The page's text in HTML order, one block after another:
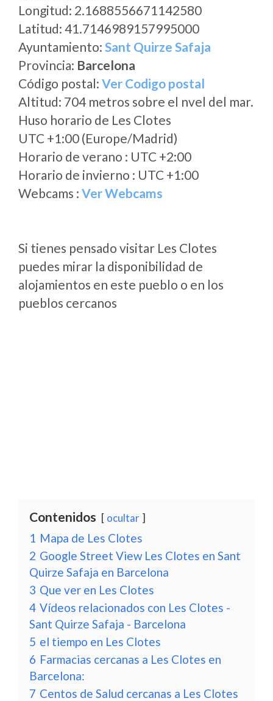
Longitud: 2.1688556671142580
Latitud: 41.7146989157995000
Ayuntamiento: Sant Quirze Safaja
Provincia: Barcelona
Código postal: Ver Codigo postal
Altitud: 704 metros sobre el nvel del mar.
Huso horario de Les Clotes
UTC +1:00 (Europe/Madrid)
Horario de verano : UTC +2:00
Horario de invierno : UTC +1:00
Webcams : Ver Webcams
Si tienes pensado visitar Les Clotes
puedes mirar la disponibilidad de
alojamientos en este pueblo o en los
pueblos cercanos
Contenidos ocultar
1 Mapa de Les Clotes
2 Google Street View Les Clotes en Sant
Quirze Safaja en Barcelona
3 Que ver en Les Clotes
4 Vídeos relacionados con Les Clotes -
Sant Quirze Safaja - Barcelona
5 el tiempo en Les Clotes
6 Farmacias cercanas a Les Clotes en
Barcelona:
7 Centos de Salud cercanas a Les Clotes